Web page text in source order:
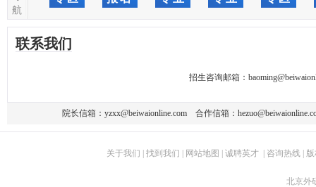
航
联系我们
招生咨询邮箱：
院长信箱： yzxx@beiwaionline.com 合作信箱：
关于我们 找到我们 网站地图 诚聘英才| 咨询热线|
北京外